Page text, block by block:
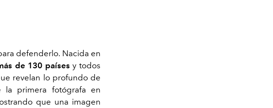
defenderlo. Nacida en
de 130 paísesy todos
revelan lo profundo de
primera fotógrafa en
que una imagen